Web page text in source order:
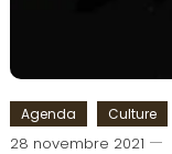
Agenda Culture
28 novembre 2021